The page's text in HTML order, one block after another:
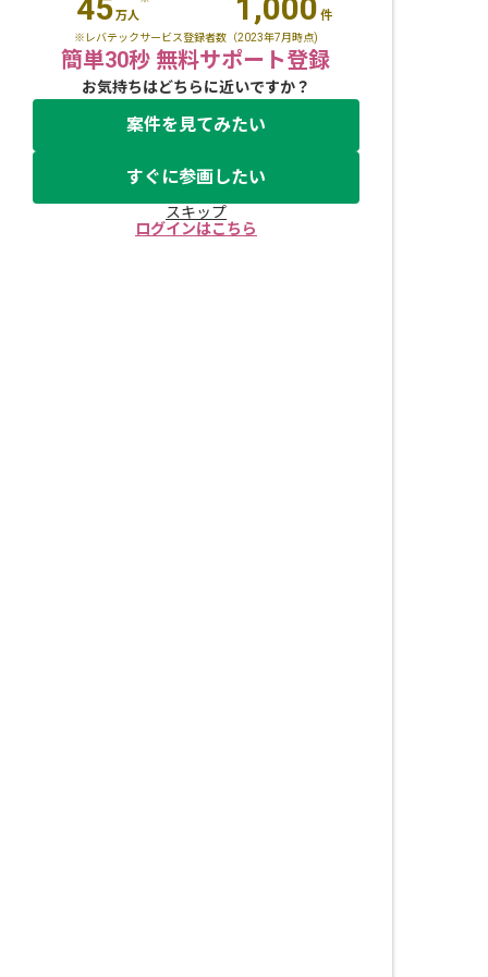
45万人 1,000 件
※レバテックサービス登録者数（2023年7月時点)
簡単30秒 無料サポート登録
お気持ちはどちらに近いですか？
案件を見てみたい
すぐに参画したい
スキップ
ログインはこちら